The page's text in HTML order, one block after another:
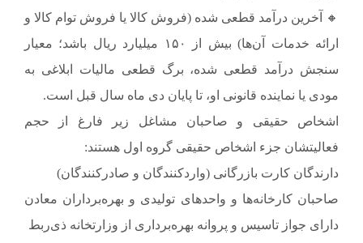
🔸 آخرین درآمد قطعی شده (فروش کالا یا فروش توام کالا و
ارائه خدمات آن‌ها) بیش از ۱۵۰ میلیارد ریال باشد؛ معیار
سنجش درآمد قطعی شده، برگ قطعی مالیات ابلاغی به
مودی یا نماینده قانونی او، تا پایان دی ماه سال قبل است.
اشخاص حقیقی و صاحبان مشاغل زیر فارغ از حجم
فعالیتشان جزء اشخاص حقیقی گروه اول هستند:
دارندگان کارت بازرگانی (واردکنندگان و صادرکنندگان)
صاحبان کارخانه‌ها و واحدهای تولیدی و بهره‌برداران معادن
دارای جواز تاسیس و پروانه بهره‌برداری از وزارتخانه ذی‌ربط